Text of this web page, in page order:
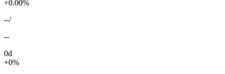
+0.00%
--/
--
0d
+0%